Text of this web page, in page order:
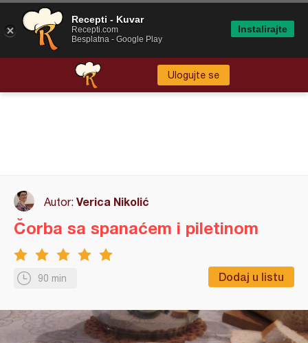
Ulogujte se
Autor: Verica Nikolić
90 min Dodaj u listu
Čorba sa spanaćem i piletinom
Recepti - Kuvar
Recepti.com
Besplatna - Google Play
Instalirajte